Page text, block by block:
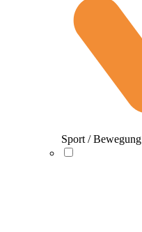
Sport / Bewegung